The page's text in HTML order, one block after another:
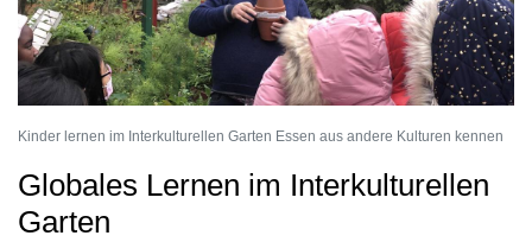
Kinder lernen im Interkulturellen Garten Essen aus andere Kulturen kennen
Globales Lernen im Interkulturellen
Garten